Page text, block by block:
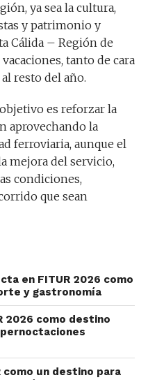
ya sea la cultura,
y patrimonio y
Cálida – Región de
tanto de cara
resto del año.
es reforzar la
aprovechando la
ferroviaria, aunque el
mejora del servicio,
condiciones,
que sean
en FITUR 2026 como
y gastronomía
2026 como destino
como un destino para